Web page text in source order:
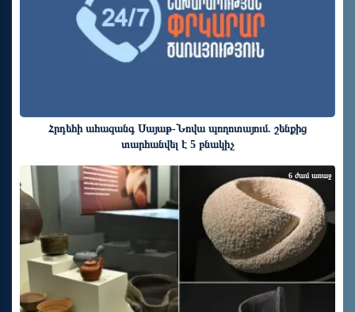
Հրդեհի ահազանգ Սայաթ-Նովա պողոտայում. շենքից
տարհանվել է 5 բնակիչ
6 ժամ առաջ